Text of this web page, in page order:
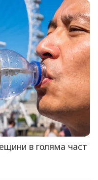
в голяма част